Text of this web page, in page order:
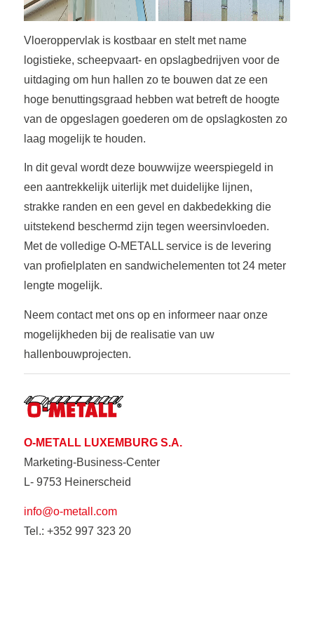
Vloeroppervlak is kostbaar en stelt met name
logistieke, scheepvaart- en opslagbedrijven voor de
uitdaging om hun hallen zo te bouwen dat ze een
hoge benuttingsgraad hebben wat betreft de hoogte
van de opgeslagen goederen om de opslagkosten zo
laag mogelijk te houden.
In dit geval wordt deze bouwwijze weerspiegeld in
een aantrekkelijk uiterlijk met duidelijke lijnen,
strakke randen en een gevel en dakbedekking die
uitstekend beschermd zijn tegen weersinvloeden.
Met de volledige O-METALL service is de levering
van profielplaten en sandwichelementen tot 24 meter
lengte mogelijk.
Neem contact met ons op en informeer naar onze
mogelijkheden bij de realisatie van uw
hallenbouwprojecten.
O-METALL LUXEMBURG S.A.
Marketing-Business-Center
L- 9753 Heinerscheid
info@o-metall.com
Tel.: +352 997 323 20